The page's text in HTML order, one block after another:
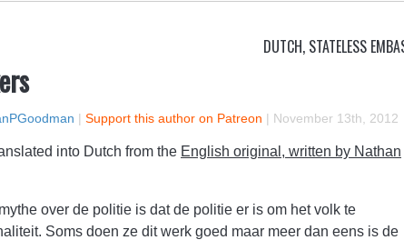
DUTCH, STATELESS
| Support this author on Patreon | November 13th, 2012
into Dutch from the English original, written by Nathan
over de politie is dat de politie er is om het volk te
Soms doen ze dit werk goed maar meer dan eens is de